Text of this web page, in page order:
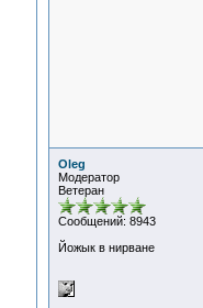
Oleg
Модератор
Ветеран
Сообщений: 8943
Йожык в нирване